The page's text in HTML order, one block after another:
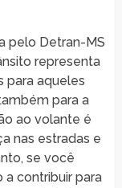
pelo Detran-MS
representa
para aqueles
para a
ao volante é
nas estradas e
se você
contribuir para